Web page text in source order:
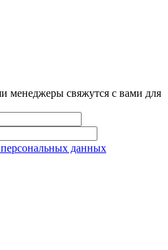
менеджеры свяжутся с вами для
персональных данных